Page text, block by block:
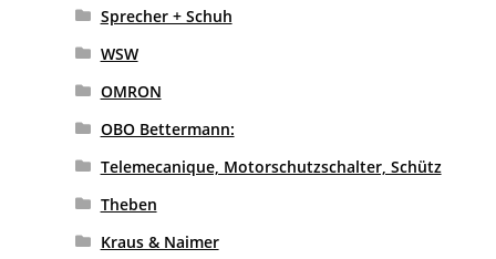
Sprecher + Schuh
WSW
OMRON
OBO Bettermann:
Telemecanique, Motorschutzschalter, Schütz
Theben
Kraus & Naimer